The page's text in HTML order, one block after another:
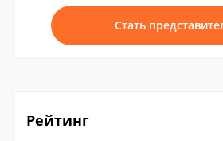
Стать
Рейтинг